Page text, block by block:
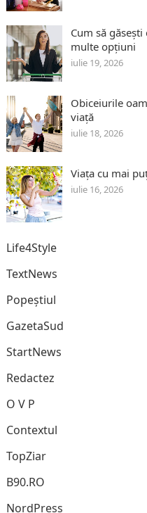
Cum să
multe opțiuni
iulie 19, 2026
Obiceiurile
viață
iulie 18, 2026
Viața cu mai
iulie 16, 2026
Life4Style
TextNews
Popeștiul
GazetaSud
StartNews
Redactez
O V P
Contextul
TopZiar
B90.RO
NordPress